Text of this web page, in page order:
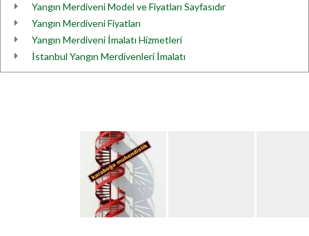
Yangın Merdiveni Model ve Fiyatları Sayfasıdır
Yangın Merdiveni Fiyatları
Yangın Merdiveni İmalatı Hizmetleri
İstanbul Yangın Merdivenleri İmalatı